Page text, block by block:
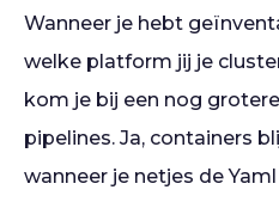
Wanneer je hebt
welke platform jij je
kom je bij een nog
pipelines. Ja, containers
wanneer je netjes de